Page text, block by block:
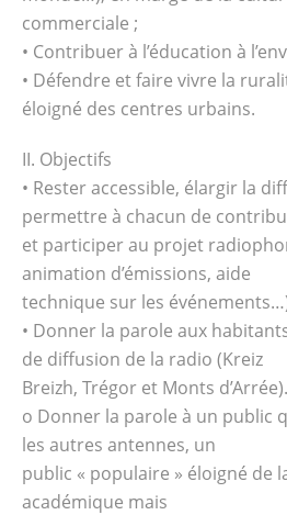
commerciale ;
• Contribuer à l’éducation à
• Défendre et faire vivre la
éloigné des centres urbains.
II. Objectifs
• Rester accessible, élargir la
permettre à chacun de
et participer au projet
animation d’émissions, aide
technique sur les
• Donner la parole aux
de diffusion de la radio (Kreiz
Breizh, Trégor et Monts d’Arrée).
o Donner la parole à un public
les autres antennes, un
public « populaire » éloigné de
académique mais